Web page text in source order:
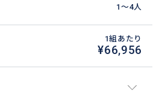
1〜4人
1組あたり
¥66,956